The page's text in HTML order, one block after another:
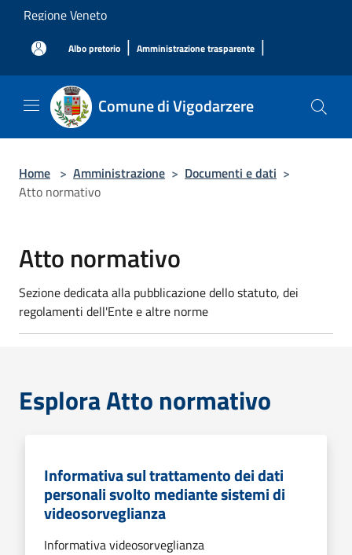
Salta al contenuto principale
Regione Veneto
Albo pretorio | Amministrazione trasparente |
Comune di Vigodarzere
Home > Amministrazione > Documenti e dati >
Atto normativo
Atto normativo
Sezione dedicata alla pubblicazione dello statuto, dei
regolamenti dell'Ente e altre norme
Esplora Atto normativo
Informativa sul trattamento dei dati
personali svolto mediante sistemi di
videosorveglianza
Informativa videosorveglianza